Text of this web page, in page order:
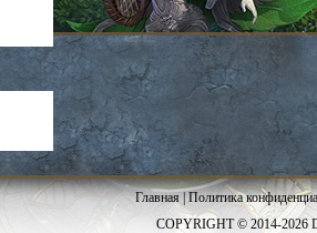
Главная|Политика
COPYRIGHT © 2014-2026